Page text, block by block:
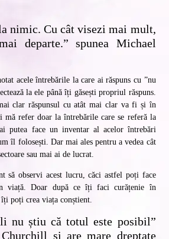
nimic. Cu cât visezi mai mult,
departe.” spunea Michael
acele întrebările la care ai răspuns cu ”nu
la ele până îți găsești propriul răspuns.
clar răspunsul cu atât mai clar va fi și în
mă refer doar la întrebările care se referă la
putea face un inventar al acelor întrebări
îl folosești. Dar mai ales pentru a vedea cât
sau mai ai de lucrat.
să observi acest lucru, căci astfel poți face
viață. Doar după ce îți faci curățenie în
poți crea viața conștient.
nu știu că totul este posibil”
și are mare dreptate